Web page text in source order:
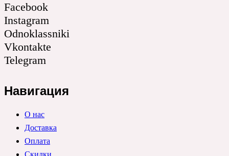
Facebook
Instagram
Odnoklassniki
Vkontakte
Telegram
Навигация
О нас
Доставка
Оплата